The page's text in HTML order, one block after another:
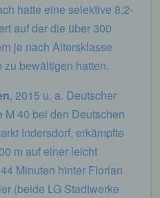
hatte eine selektive 8,2-
auf der die über 300
je nach Altersklasse
bewältigen hatten.
, 2015 u. a. Deutscher
M 40 bei den Deutschen
Indersdorf, erkämpfte
m auf einer leicht
Minuten hinter Florian
(beide LG Stadtwerke